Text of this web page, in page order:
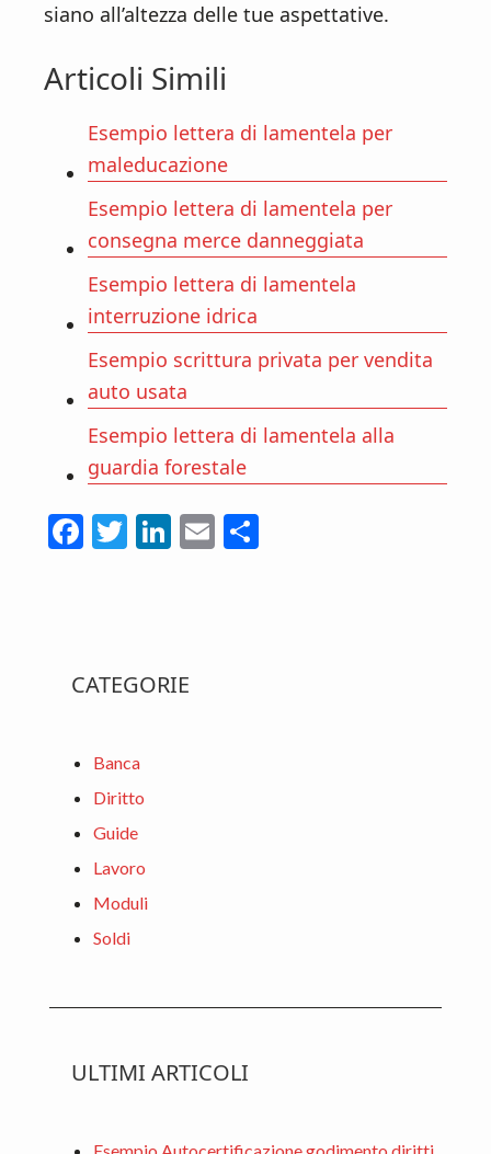
siano all’altezza delle tue aspettative.
Articoli Simili
Esempio lettera di lamentela per
maleducazione
Esempio lettera di lamentela per
consegna merce danneggiata
Esempio lettera di lamentela
interruzione idrica
Esempio scrittura privata per vendita
auto usata
Esempio lettera di lamentela alla
guardia forestale
F
o
o
T
Li
n
E
Primary
CATEGORIE
Banca
Diritto
Guide
Lavoro
Moduli
Soldi
ULTIMI ARTICOLI
Esempio Autocertificazione godimento diritti